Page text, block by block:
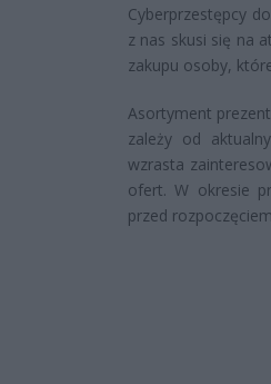
Cyberprzestępcy
z nas skusi się na
zakupu osoby,
Asortyment
zależy od
wzrasta
ofert. W okresie
przed